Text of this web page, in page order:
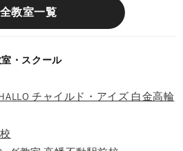
全教室一覧
・スクール
チャイルド・アイズ 白金高輪